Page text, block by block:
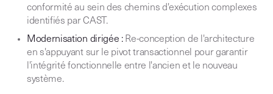
conformité au sein des chemins d'exécution complexes
identifiés par CAST.
Modernisation dirigée :Re-conception de l'architecture
en s'appuyant sur le pivot transactionnel pour garantir
l'intégrité fonctionnelle entre l'ancien et le nouveau
système.